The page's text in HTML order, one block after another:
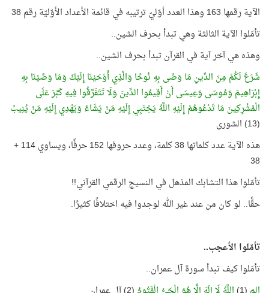
الآية رقمها 163 وهذا العدد أوّليّ ترتيبه في قائمة الأعداد الأوّليّة رقم 38
تأمّلوا الآية الثالثة وهي تبدأ بحرف الشين..
وهذه هي آخر آية في القرآن تبدأ بحرف الشين..
شَرَعَ لَكُمْ مِنَ الدِّينِ مَا وَصَّى بِهِ نُوحًا وَالَّذِي أَوْحَيْنَا إِلَيْكَ وَمَا وَصَّيْنَا بِهِ
إِبْرَاهِيمَ وَمُوسَى وَعِيسَى أَنْ أَقِيمُوا الدِّينَ وَلَا تَتَفَرَّقُوا فِيهِ كَبُرَ عَلَى
الْمُشْرِكِينَ مَا تَدْعُوهُمْ إِلَيْهِ اللَّهُ يَجْتَبِي إِلَيْهِ مَنْ يَشَاءُ وَيَهْدِي إِلَيْهِ مَنْ يُنِيبُ
(13) الشورى
هذه الآية عدد كلماتها 38 كلمة، وعدد حروفها 152 حرفًا، ويساوي 114 +
38
تأمّلوا هذا التشابك المذهل في النسيج الرقمي القرآني!!
حقًّا.. لو كان من عند غير الله لوجدوا فيه اختلافًا كثيرًا.
تأمّلوا الأعجب..
تأمّلوا كيف تبدأ سورة آل عمران..